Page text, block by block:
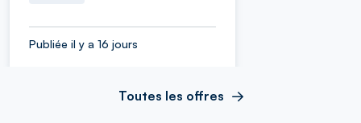
Publiée il y a 16 jours
Toutes les offres